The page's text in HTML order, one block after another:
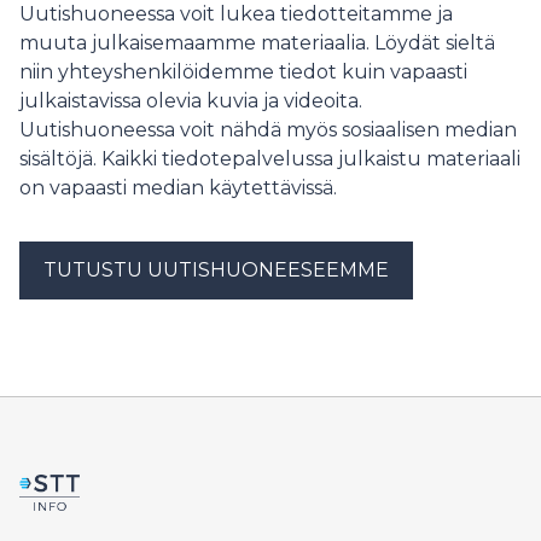
Uutishuoneessa voit lukea tiedotteitamme ja
muuta julkaisemaamme materiaalia. Löydät sieltä
niin yhteyshenkilöidemme tiedot kuin vapaasti
julkaistavissa olevia kuvia ja videoita.
Uutishuoneessa voit nähdä myös sosiaalisen median
sisältöjä. Kaikki tiedotepalvelussa julkaistu materiaali
on vapaasti median käytettävissä.
TUTUSTU UUTISHUONEESEEMME